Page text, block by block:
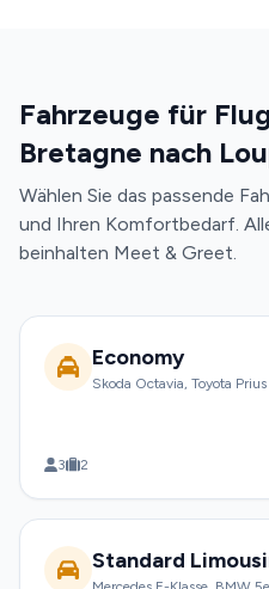
Fahrzeuge für
Bretagne nach
Wählen Sie das passende
und Ihren Komfortbedarf.
beinhalten Meet & Greet.
Economy
Skoda Octavia, Toyota
3 2
Standard